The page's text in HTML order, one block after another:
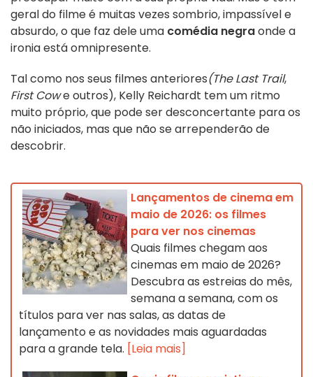
geral do filme é muitas vezes sombrio, impassível e
absurdo, o que faz dele uma comédia negraonde a
ironia está omnipresente.
Tal como nos seus filmes anteriores(The Last Trail,
First Cowe outros), Kelly Reichardt tem um ritmo
muito próprio, que pode ser desconcertante para os
não iniciados, mas que não se arrependerão de
descobrir.
Lançamentos de cinema em
maio de 2026: os filmes
para ver nos cinemas
Quais filmes chegam aos
cinemas em maio de 2026?
Descubra as estreias do mês,
semana a semana, com os
títulos para ver nas salas, as datas de
lançamento e as novidades mais aguardadas
para a grande tela. [Leia mais]